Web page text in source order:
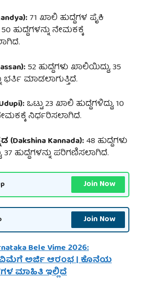
71 ಖಾಲಿ ಹುದ್ದೆಗಳ ಪೈಕಿ
ಹುದ್ದೆಗಳನ್ನು ನೇಮಕಕ್ಕೆ
52 ಹುದ್ದೆಗಳು ಖಾಲಿಯಿದ್ದು, 35
ಭರ್ತಿ ಮಾಡಲಾಗುತ್ತಿದೆ.
ಒಟ್ಟು 23 ಖಾಲಿ ಹುದ್ದೆಗಳಿದ್ದು, 10
ನಿರ್ಧರಿಸಲಾಗಿದೆ.
(Dakshina Kannada):48 ಹುದ್ದೆಗಳು
37 ಹುದ್ದೆಗಳನ್ನು ಪರಿಗಣಿಸಲಾಗಿದೆ.
Join Now
Join Now
Bele Vime 2026:
ವಿಮೆಗೆ ಅರ್ಜಿ ಆರಂಭ | ಕೊನೆಯ
ಮಾಹಿತಿ ಇಲ್ಲಿದೆ